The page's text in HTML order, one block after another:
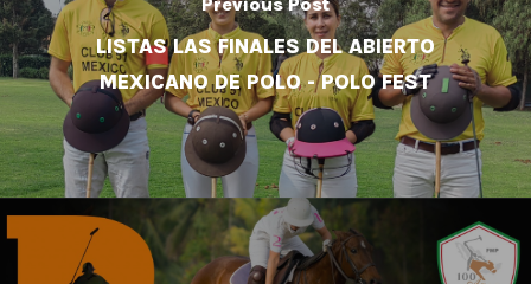
LISTAS LAS FINALES DEL ABIERTO
MEXICANO DE POLO - POLO FEST